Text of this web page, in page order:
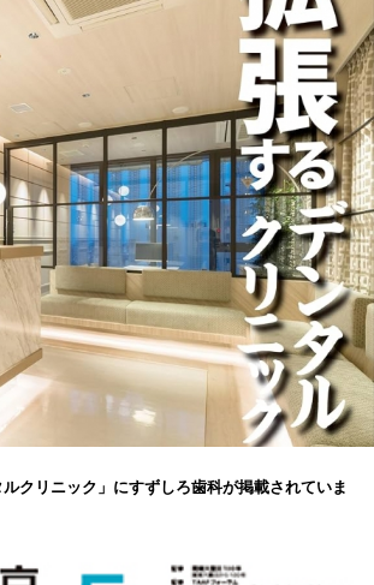
クリニック」にすずしろ歯科が掲載されていま